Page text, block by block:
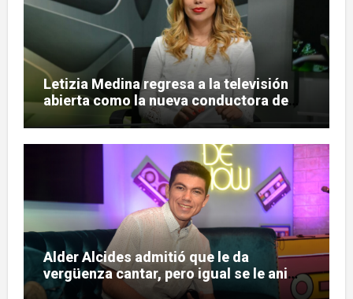
Letizia Medina regresa a la televisión
abierta como la nueva conductora de
«Pulso Urbano»
Alder Alcides admitió que le da
vergüenza cantar, pero igual se le animó
a Soda Stereo